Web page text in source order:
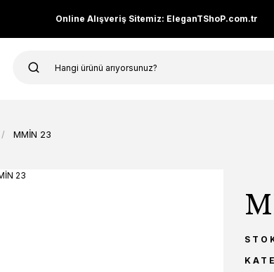
Online Alışveriş Sitemiz: EleganTShoP.com.tr
MMİN 23